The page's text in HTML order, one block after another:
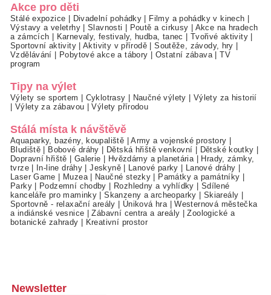
Akce pro děti
Stálé expozice Divadelní pohádky Filmy a pohádky v kinech
Výstavy a veletrhy|Slavnosti Poutě a cirkusy
Akce na hradech
a zámcích
Karnevaly, festivaly, hudba, tanec Tvořivé aktivity
Sportovní aktivity|Aktivity v přírodě |Soutěže, závody, hry
Vzdělávání
Pobytové akce a tábory Ostatní zábava |TV
program
Tipy na výlet
Výlety se sportem Cyklotrasy Naučné výlety
Výlety za historií
Výlety za zábavou |Výlety přírodou
Stálá místa k návštěvě
Aquaparky, bazény, koupaliště |Army a vojenské prostory
Bludiště
Bobové dráhy Dětská hřiště venkovní Dětské koutky
Dopravní hřiště
Galerie Hvězdárny a planetária
Hrady, zámky,
tvrze| In-line dráhy |Jeskyně| Lanové parky Lanové dráhy
Laser Game
Muzea| Naučné stezky Památky a památníky
Parky| Podzemní chodby Rozhledny a vyhlídky
Sdílené
kanceláře pro maminky |Skanzeny a archeoparky Skiareály
Sportovně - relaxační areály
Úniková hra |Westernová městečka
a indiánské vesnice |Zábavní centra a areály |Zoologické a
botanické zahrady
Kreativní prostor
Newsletter